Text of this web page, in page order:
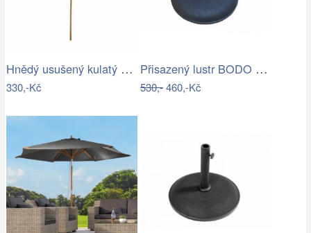
Hnědý usušený kulatý dekorativní list…
330,-Kč
Přisazený lustr BODO 1xE27/60W/230V…
530,-460,-Kč